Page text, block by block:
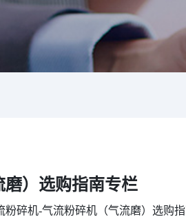
）选购指南专栏
粉碎机-气流粉碎机（气流磨）选购